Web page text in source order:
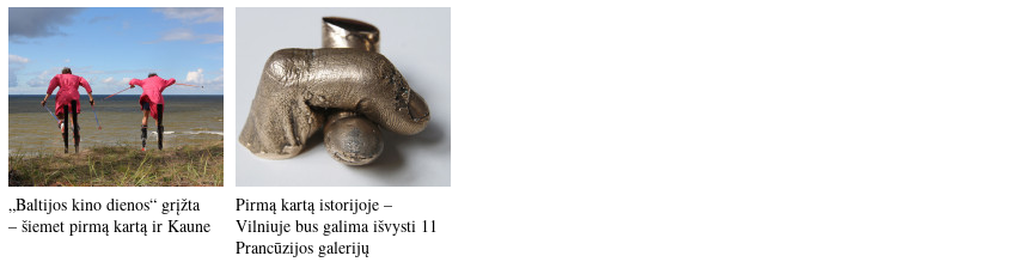
„Baltijos kino dienos“ grįžta
– šiemet pirmą kartą ir Kaune
Pirmą kartą istorijoje –
Vilniuje bus galima išvysti 11
Prancūzijos galerijų